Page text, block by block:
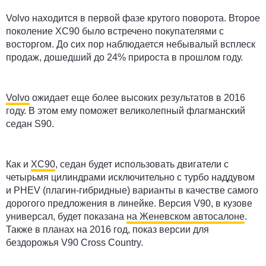
Volvo находится в первой фазе крутого поворота. Второе
поколение XC90 было встречено покупателями с
восторгом. До сих пор наблюдается небывалый всплеск
продаж, дошедший до 24% прироста в прошлом году.
Volvo ожидает еще более высоких результатов в 2016
году. В этом ему поможет великолепный флагманский
седан S90.
Как и XC90, седан будет использовать двигатели с
четырьмя цилиндрами исключительно с турбо наддувом
и PHEV (плагин-гибридные) варианты в качестве самого
дорогого предложения в линейке. Версия V90, в кузове
универсал, будет показана на Женевском автосалоне.
Также в планах на 2016 год, показ версии для
бездорожья V90 Cross Country.